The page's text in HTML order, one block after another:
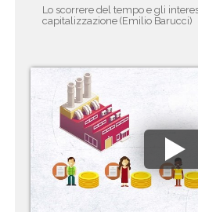
Lo scorrere del tempo e gli
capitalizzazione (Emilio Barucci)